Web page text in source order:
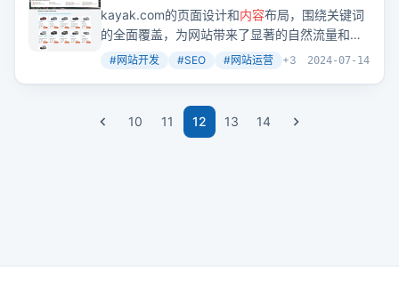
一个很受谷歌欢迎的又长又臭的网页例
子
kayak.com的页面设计和内容布局，围绕关键词
的全面覆盖，为网站带来了显著的自然流量和点
击率。
#网站开发 #SEO #网站运营 +3 2024-07-14
10 11 12 13 14